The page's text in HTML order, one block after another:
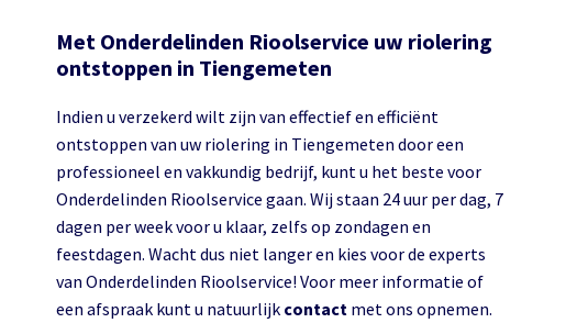
Met Onderdelinden Rioolservice uw riolering
ontstoppen in Tiengemeten
Indien u verzekerd wilt zijn van effectief en efficiënt
ontstoppen van uw riolering in Tiengemeten door een
professioneel en vakkundig bedrijf, kunt u het beste voor
Onderdelinden Rioolservice gaan. Wij staan 24 uur per dag, 7
dagen per week voor u klaar, zelfs op zondagen en
feestdagen. Wacht dus niet langer en kies voor de experts
van Onderdelinden Rioolservice! Voor meer informatie of
een afspraak kunt u natuurlijk contact met ons opnemen.